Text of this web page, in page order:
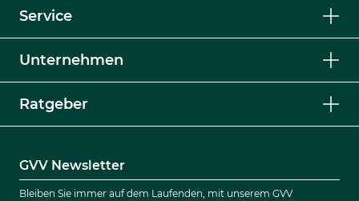
Service
Unternehmen
Ratgeber
GVV Newsletter
Bleiben Sie immer auf dem Laufenden, mit unserem GVV